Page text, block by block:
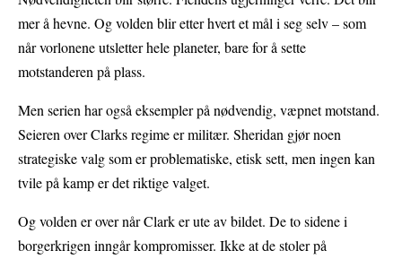
mer å hevne. Og volden blir etter hvert et mål i seg selv – som
når vorlonene utsletter hele planeter, bare for å sette
motstanderen på plass.
Men serien har også eksempler på nødvendig, væpnet motstand.
Seieren over Clarks regime er militær. Sheridan gjør noen
strategiske valg som er problematiske, etisk sett, men ingen kan
tvile på kamp er det riktige valget.
Og volden er over når Clark er ute av bildet. De to sidene i
borgerkrigen inngår kompromisser. Ikke at de stoler på